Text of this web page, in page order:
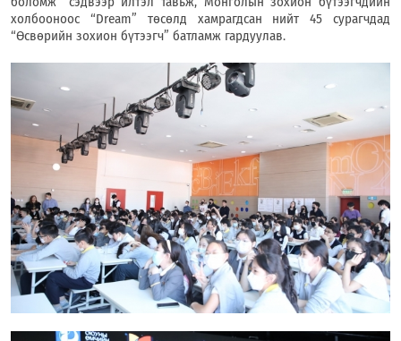
холбооноос “Dream” төсөлд хамрагдсан нийт 45 сурагчдад
“Өсвөрийн зохион бүтээгч” батламж гардуулав.